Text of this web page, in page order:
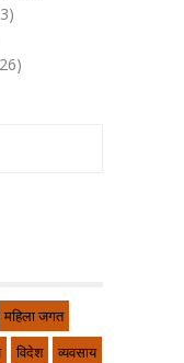
महिला जगत
विदेश
व्यवसाय